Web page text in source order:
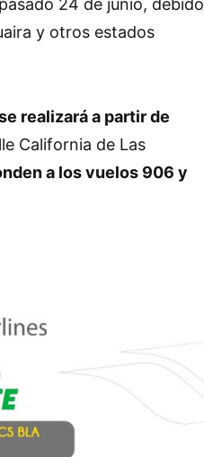
24 de junio, debido
y otros estados
realizará a partir de
California de Las
a los vuelos 906 y